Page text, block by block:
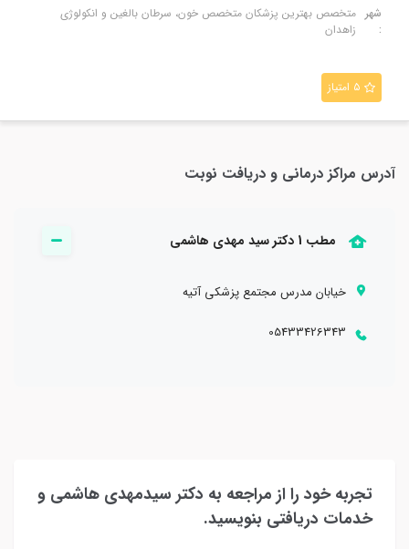
شهر
:
متخصص بهترین پزشکان متخصص خون، سرطان بالغین و انکولوژی
زاهدان
۵ امتیاز
آدرس مراکز درمانی و دریافت نوبت
مطب 1 دکتر سید مهدی هاشمی
خیابان مدرس مجتمع پزشکی آتیه
05433426343
تجربه خود را از مراجعه به دکتر سیدمهدی هاشمی و
خدمات دریافتی بنویسید.